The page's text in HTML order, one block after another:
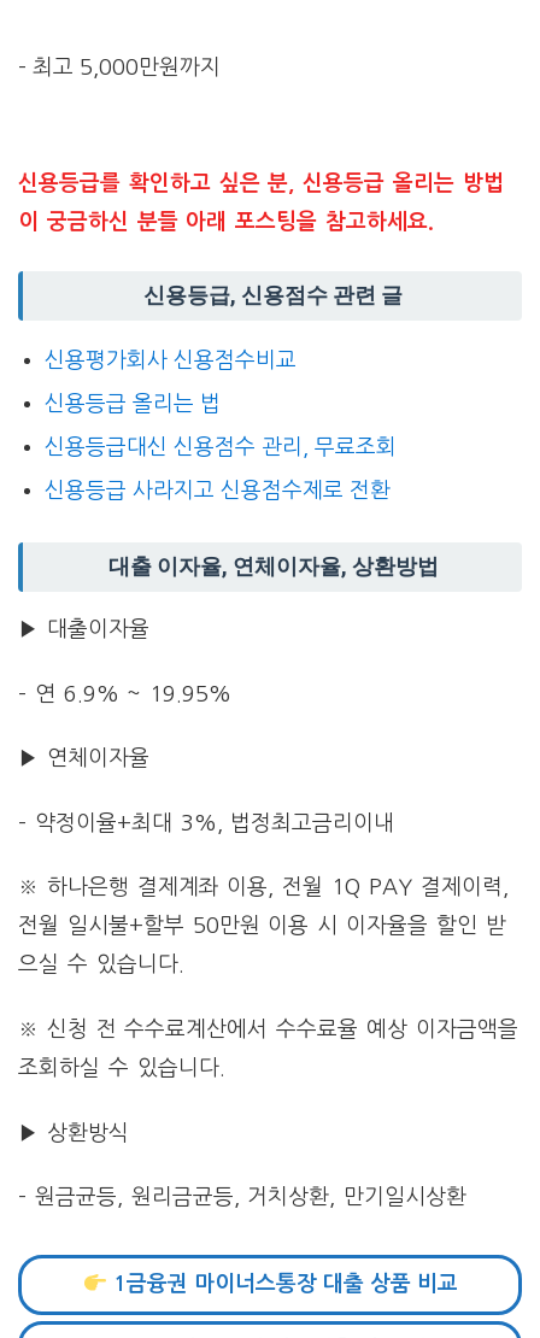
– 최고 5,000만원까지
신용등급를 확인하고 싶은 분, 신용등급 올리는 방법
이 궁금하신 분들 아래 포스팅을 참고하세요.
신용등급, 신용점수 관련 글
신용평가회사 신용점수비교
신용등급 올리는 법
신용등급대신 신용점수 관리, 무료조회
신용등급 사라지고 신용점수제로 전환
대출 이자율, 연체이자율, 상환방법
▶ 대출이자율
– 연 6.9% ~ 19.95%
▶ 연체이자율
– 약정이율+최대 3%, 법정최고금리이내
※ 하나은행 결제계좌 이용, 전월 1Q PAY 결제이력,
전월 일시불+할부 50만원 이용 시 이자율을 할인 받
으실 수 있습니다.
※ 신청 전 수수료계산에서 수수료율 예상 이자금액을
조회하실 수 있습니다.
▶ 상환방식
– 원금균등, 원리금균등, 거치상환, 만기일시상환
1금융권 마이너스통장 대출 상품 비교